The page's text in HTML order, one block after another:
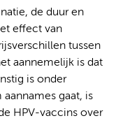
de duur en
effect van
tussen
aannemelijk is dat
is onder
gaat, is
HPV-vaccins over